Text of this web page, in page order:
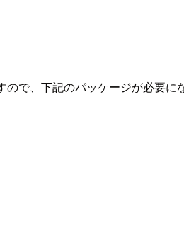
で、下記のパッケージが必要に